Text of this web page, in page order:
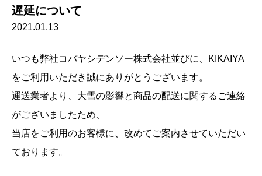
遅延について
2021.01.13
いつも弊社コバヤシデンソー株式会社並びに、KIKAIYA
をご利用いただき誠にありがとうございます。
運送業者より、大雪の影響と商品の配送に関するご連絡
がございましたため、
当店をご利用のお客様に、改めてご案内させていただい
ております。